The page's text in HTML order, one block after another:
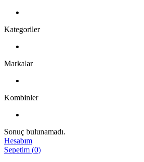
Kategoriler
Markalar
Kombinler
Sonuç bulunamadı.
Hesabım
Sepetim (0)